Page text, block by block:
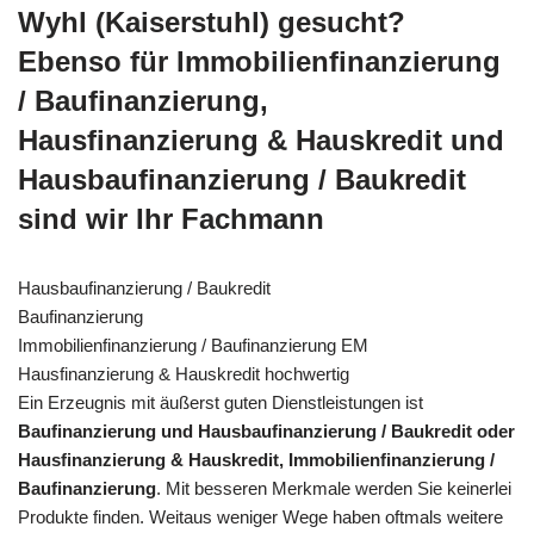
Wyhl (Kaiserstuhl) gesucht?
Ebenso für Immobilienfinanzierung
/ Baufinanzierung,
Hausfinanzierung & Hauskredit und
Hausbaufinanzierung / Baukredit
sind wir Ihr Fachmann
Hausbaufinanzierung / Baukredit
Baufinanzierung
Immobilienfinanzierung / Baufinanzierung EM
Hausfinanzierung & Hauskredit hochwertig
Ein Erzeugnis mit äußerst guten Dienstleistungen ist
Baufinanzierung und Hausbaufinanzierung / Baukredit oder
Hausfinanzierung & Hauskredit, Immobilienfinanzierung /
Baufinanzierung. Mit besseren Merkmale werden Sie keinerlei
Produkte finden. Weitaus weniger Wege haben oftmals weitere